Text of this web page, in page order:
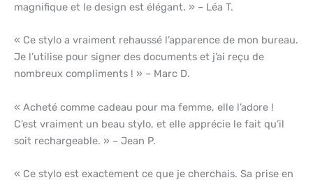
magnifique et le design est élégant. » – Léa T.
« Ce stylo a vraiment rehaussé l’apparence de mon bureau.
Je l’utilise pour signer des documents et j’ai reçu de
nombreux compliments ! » – Marc D.
« Acheté comme cadeau pour ma femme, elle l’adore !
C’est vraiment un beau stylo, et elle apprécie le fait qu’il
soit rechargeable. » – Jean P.
« Ce stylo est exactement ce que je cherchais. Sa prise en